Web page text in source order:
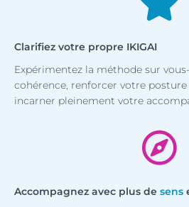
Clarifiez votre propre IKIGAI
Expérimentez la méthode sur
cohérence, renforcer votre
incarner pleinement votre
Accompagnez avec plus de sens